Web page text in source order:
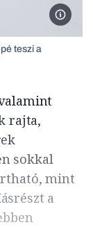
Fotó:
teszi a
rajta,
sokkal
mint
a